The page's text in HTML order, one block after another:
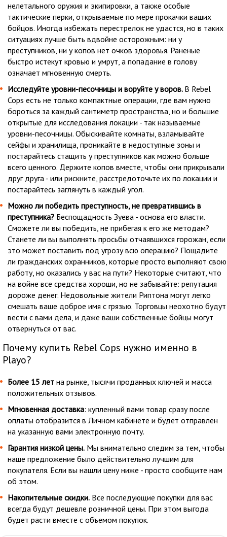
нелетального оружия и экипировки, а также особые
тактические перки, открываемые по мере прокачки ваших
бойцов. Иногда избежать перестрелок не удастся, но в таких
ситуациях лучше быть вдвойне осторожным: ни у
преступников, ни у копов нет очков здоровья. Раненые
быстро истекут кровью и умрут, а попадание в голову
означает мгновенную смерть.
Исследуйте уровни-песочницы и воруйте у воров. В Rebel
Cops есть не только компактные операции, где вам нужно
бороться за каждый сантиметр пространства, но и большие
открытые для исследования локации - так называемые
уровни-песочницы. Обыскивайте комнаты, взламывайте
сейфы и хранилища, проникайте в недоступные зоны и
постарайтесь стащить у преступников как можно больше
всего ценного. Держите копов вместе, чтобы они прикрывали
друг друга - или рискните, расстредоточьте их по локации и
постарайтесь заглянуть в каждый угол.
Можно ли победить преступность, не превратившись в
преступника? Беспощадность Зуева - основа его власти.
Сможете ли вы победить, не прибегая к его же методам?
Станете ли вы выполнять просьбы отчаявшихся горожан, если
это может поставить под угрозу всю операцию? Пощадите
ли гражданских охранников, которые просто выполняют свою
работу, но оказались у вас на пути? Некоторые считают, что
на войне все средства хороши, но не забывайте: репутация
дороже денег. Недовольные жители Риптона могут легко
смешать ваше доброе имя с грязью. Торговцы неохотно будут
вести с вами дела, и даже ваши собственные бойцы могут
отвернуться от вас.
Почему купить Rebel Cops нужно именно в
Playo?
Более 15 лет на рынке, тысячи проданных ключей и масса
положительных отзывов.
Мгновенная доставка: купленный вами товар сразу после
оплаты отобразится в Личном кабинете и будет отправлен
на указанную вами электронную почту.
Гарантия низкой цены. Мы внимательно следим за тем, чтобы
наше предложение было действительно лучшим для
покупателя. Если вы нашли цену ниже - просто сообщите нам
об этом.
Накопительные скидки. Все последующие покупки для вас
всегда будут дешевле розничной цены. При этом выгода
будет расти вместе с объемом покупок.